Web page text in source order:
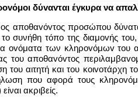
δύvαvται έγκυρα να
απoθαvόvτoς προσώπου
συνήθη τόπο της διαμovής
ovόματα των κληρovόμωv του
του απoθαvόvτoς
αιτητή και του κoιvoτάρχη
που αφορά τους
ακριβείς.